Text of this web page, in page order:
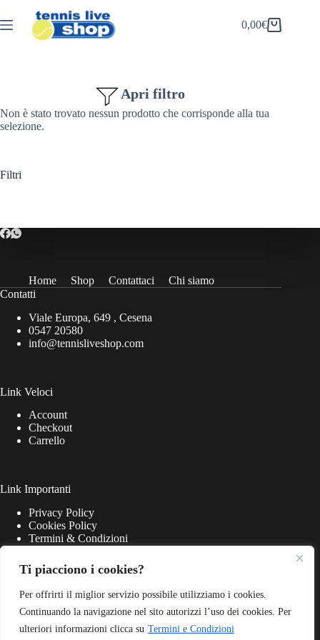
Ti piacciono i cookies?
Per offrirti il miglior servizio possibile utilizziamo i cookies.
Continuando la navigazione nel sito autorizzi l’uso dei cookies. Per
ulteriori informazioni clicca su Termini e Condizioni
al
contenuto
Carrello
0,00€
Apri filtro
Non è stato trovato nessun prodotto che corrisponde alla tua
selezione.
Filtri
Home Shop Contattaci
Chi siamo
Contatti
Viale Europa, 649 , Cesena
0547 20580
info@tennisliveshop.com
Link Veloci
Account
Checkout
Carrello
Link Importanti
Privacy Policy
Cookies Policy
Termini & Condizioni